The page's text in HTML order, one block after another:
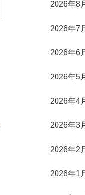
2026年8
2026年7
2026年6
2026年5
2026年4
2026年3
2026年2
2026年1